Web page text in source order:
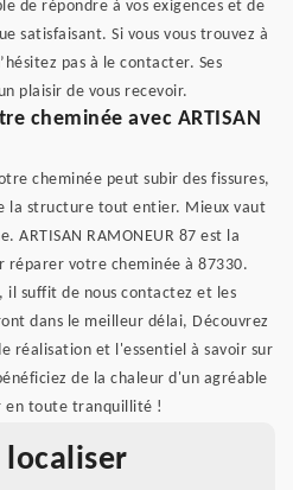
de répondre à vos exigences et de
satisfaisant. Si vous vous trouvez à
pas à le contacter. Ses
plaisir de vous recevoir.
cheminée avec ARTISAN
cheminée peut subir des fissures,
la structure tout entier. Mieux vaut
RAMONEUR 87 est la
votre cheminée à 87330.
il suffit de nous contactez et les
dans le meilleur délai, Découvrez
réalisation et l'essentiel à savoir sur
de la chaleur d'un agréable
en toute tranquillité !
localiser